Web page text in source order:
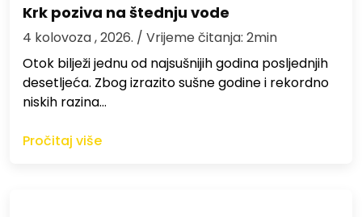
Krk poziva na štednju vode
4 kolovoza , 2026. / Vrijeme čitanja: 2min
Otok bilježi jednu od najsušnijih godina posljednjih
desetljeća. Zbog izrazito sušne godine i rekordno
niskih razina…
Pročitaj više